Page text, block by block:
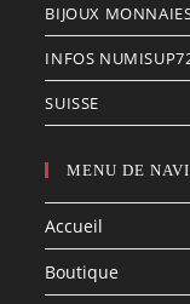
BIJOUX
INFOS
SUISSE
MENU DE
Accueil
Boutique